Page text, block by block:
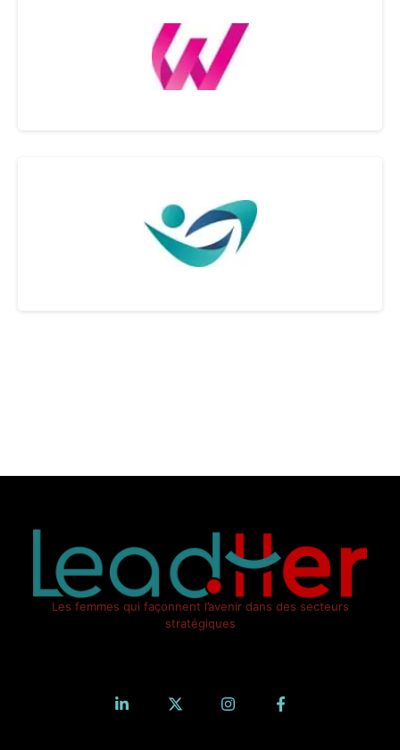
Les femmes qui façonnent l’avenir dans des secteurs
stratégiques